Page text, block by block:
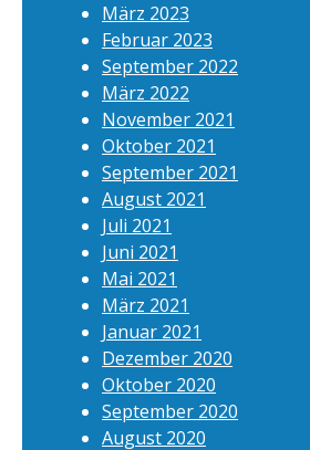
März 2023
Februar 2023
September 2022
März 2022
November 2021
Oktober 2021
September 2021
August 2021
Juli 2021
Juni 2021
Mai 2021
März 2021
Januar 2021
Dezember 2020
Oktober 2020
September 2020
August 2020